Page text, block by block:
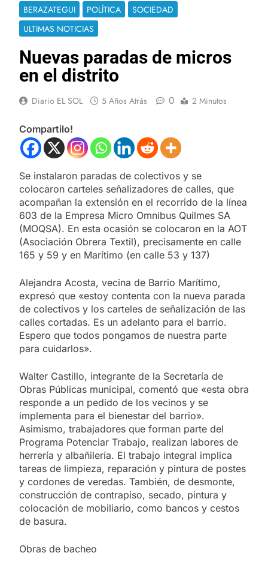
BERAZATEGUI POLÍTICA
SOCIEDAD
ULTIMAS NOTICIAS
Nuevas paradas de micros
en el distrito
Diario EL SOL 5 Años Atrás 0 2 Minutos
Compartilo!
Se instalaron paradas de colectivos y se
colocaron carteles señalizadores de calles, que
acompañan la extensión en el recorrido de la línea
603 de la Empresa Micro Omnibus Quilmes SA
(MOQSA). En esta ocasión se colocaron en la AOT
(Asociación Obrera Textil), precisamente en calle
165 y 59 y en Marítimo (en calle 53 y 137)
Alejandra Acosta, vecina de Barrio Marítimo,
expresó que «estoy contenta con la nueva parada
de colectivos y los carteles de señalización de las
calles cortadas. Es un adelanto para el barrio.
Espero que todos pongamos de nuestra parte
para cuidarlos».
Walter Castillo, integrante de la Secretaría de
Obras Públicas municipal, comentó que «esta obra
responde a un pedido de los vecinos y se
implementa para el bienestar del barrio».
Asimismo, trabajadores que forman parte del
Programa Potenciar Trabajo, realizan labores de
herrería y albañilería. El trabajo integral implica
tareas de limpieza, reparación y pintura de postes
y cordones de veredas. También, de desmonte,
construcción de contrapiso, secado, pintura y
colocación de mobiliario, como bancos y cestos
de basura.
Obras de bacheo